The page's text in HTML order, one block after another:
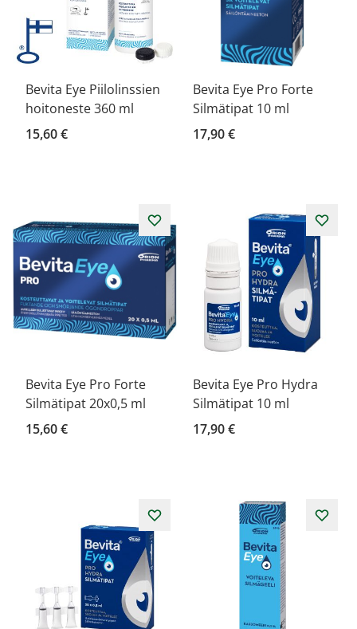
Bevita Eye Piilolinssien
hoitoneste 360 ml
15,60 €
Bevita Eye Pro Forte
Silmätipat 10 ml
17,90 €
Bevita Eye Pro Forte
Silmätipat 20x0,5 ml
15,60 €
Bevita Eye Pro Hydra
Silmätipat 10 ml
17,90 €